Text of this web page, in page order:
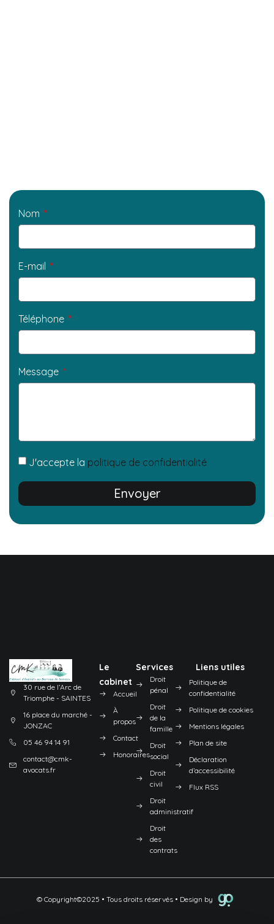
Nom
E-mail
Téléphone
Message
J'accepte la politique de confidentialité
Envoyer
30 rue de l’Arc de
Triomphe - SAINTES
16 place du marché -
JONZAC
05 46 94 14 91
contact@cmk-
avocats.fr
Le
cabinet
Accueil
À
propos
Contact
Honoraires
Services
Droit
pénal
Droit
de la
famille
Droit
social
Droit
civil
Droit
administratif
Droit
des
contrats
Liens utiles
Politique de
confidentialité
Politique de cookies
Mentions légales
Plan de site
Déclaration
d’accessibilité
Flux RSS
© Copyright©2025 • Tous droits réservés • Design by